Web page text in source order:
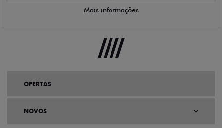
Mais informações
OFERTAS
NOVOS